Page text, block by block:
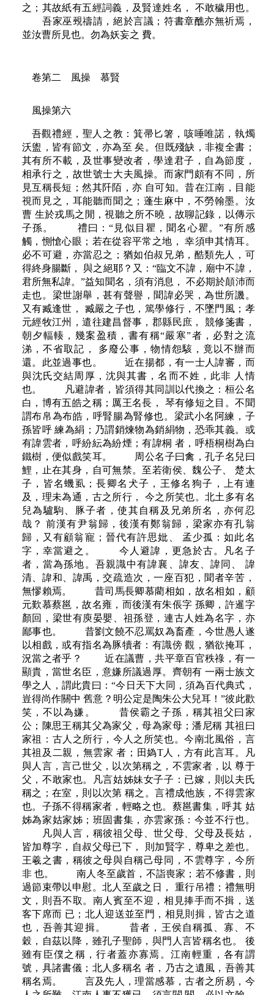
之；其故紙有五經詞義，及賢達姓名， 不敢穢用也。
吾家巫覡禱請，絕於言議；符書章醮亦無祈焉，
並汝曹所見也。勿為妖妄之 費。
卷第二 風操 慕賢
風操第六
吾觀禮經，聖人之教：箕帚匕箸，咳唾唯諾，執燭
沃盥，皆有節文，亦為至 矣。但既殘缺，非複全書；
其有所不載，及世事變改者，學達君子，自為節度，
相承行之，故世號士大夫風操。而家門頗有不同，所
見互稱長短；然其阡陌，亦 自可知。昔在江南，目能
視而見之，耳能聽而聞之；蓬生麻中，不勞翰墨。汝
曹 生於戎馬之閒，視聽之所不曉，故聊記錄，以傳示
子孫。 禮曰：“見似目瞿，聞名心瞿。”有所感
觸，惻愴心眼；若在從容平常之地， 幸須申其情耳。
必不可避，亦當忍之；猶如伯叔兄弟，酷類先人，可
得終身腸斷， 與之絕耶？又：“臨文不諱，廟中不諱，
君所無私諱。”益知聞名，須有消息， 不必期於顛沛而
走也。梁世謝舉，甚有聲譽，聞諱必哭，為世所譏。
又有臧逢世， 臧嚴之子也，篤學修行，不墜門風；孝
元經牧江州，遣往建昌督事，郡縣民庶， 競修箋書，
朝夕輻輳，幾案盈積，書有稱“嚴寒”者，必對之流
涕，不省取記， 多廢公事，物情怨駭，竟以不辦而
還。此並過事也。 近在揚都，有一士人諱審，而
與沈氏交結周厚，沈與其書，名而不姓，此非 人情
也。 凡避諱者，皆須得其同訓以代換之：桓公名
白，博有五皓之稱；厲王名長， 琴有修短之目。不聞
謂布帛為布皓，呼腎腸為腎修也。梁武小名阿練，子
孫皆呼 練為絹；乃謂銷煉物為銷絹物，恐乖其義。或
有諱雲者，呼紛紜為紛煙；有諱桐 者，呼梧桐樹為白
鐵樹，便似戲笑耳。 周公名子曰禽，孔子名兒曰
鯉，止在其身，自可無禁。至若衛侯、魏公子、 楚太
子，皆名蟣虱；長卿名犬子，王修名狗子，上有連
及，理未為通，古之所行， 今之所笑也。北土多有名
兒為驢駒、豚子者，使其自稱及兄弟所名，亦何忍
哉？ 前漢有尹翁歸，後漢有鄭翁歸，梁家亦有孔翁
歸，又有顧翁寵；晉代有許思妣、 孟少孤：如此名
字，幸當避之。 今人避諱，更急於古。凡名子
者，當為孫地。吾親識中有諱襄、諱友、諱同、 諱
清、諱和、諱禹，交疏造次，一座百犯，聞者辛苦，
無憀賴焉。 昔司馬長卿慕藺相如，故名相如，顧
元歎慕蔡邕，故名雍，而後漢有朱倀字 孫卿，許暹字
顏回，梁世有庾晏嬰、祖孫登，連古人姓為名字，亦
鄙事也。 昔劉文饒不忍罵奴為畜產，今世愚人遂
以相戲，或有指名為豚犢者：有識傍 觀，猶欲掩耳，
況當之者乎？ 近在議曹，共平章百官秩祿，有一
顯貴，當世名臣，意嫌所議過厚。齊朝有 一兩士族文
學之人，謂此貴曰：“今日天下大同，須為百代典式，
豈得尚作關中 舊意？明公定是陶朱公大兒耳！”彼此歡
笑，不以為嫌。 昔侯霸之子孫，稱其祖父曰家
公；陳思王稱其父為家父，母為家母；潘尼稱 其祖曰
家祖：古人之所行，今人之所笑也。今南北風俗，言
其祖及二親，無雲家 者；田媯T人，方有此言耳。凡
與人言，言己世父，以次第稱之，不雲家者，以 尊于
父，不敢家也。凡言姑姊妹女子子：已嫁，則以夫氏
稱之；在室，則以次第 稱之。言禮成他族，不得雲家
也。子孫不得稱家者，輕略之也。蔡邕書集，呼其 姑
姊為家姑家姊；班固書集，亦雲家孫：今並不行也。
凡與人言，稱彼祖父母、世父母、父母及長姑，
皆加尊字，自叔父母已下， 則加賢字，尊卑之差也。
王羲之書，稱彼之母與自稱己母同，不雲尊字，今所
非 也。 南人冬至歲首，不詣喪家；若不修書，則
過節束帶以申慰。北人至歲之日， 重行吊禮；禮無明
文，則吾不取。南人賓至不迎，相見捧手而不揖，送
客下席而 已；北人迎送並至門，相見則揖，皆古之道
也，吾善其迎揖。 昔者，王侯自稱孤、寡、不
穀，自茲以降，雖孔子聖師，與門人言皆稱名也。 後
雖有臣僕之稱，行者蓋亦寡焉。江南輕重，各有謂
號，具諸書儀；北人多稱名 者，乃古之遺風，吾善其
稱名焉。 言及先人，理當感慕，古者之所易，今